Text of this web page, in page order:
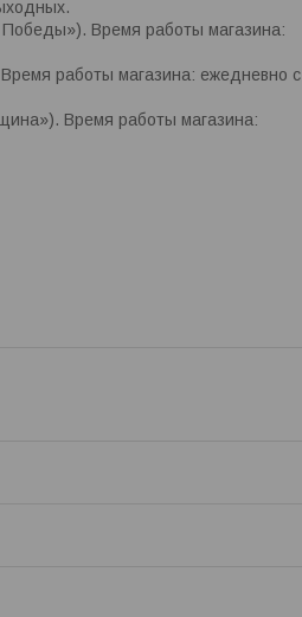
Время работы магазина:
работы магазина: ежедневно с
Время работы магазина: